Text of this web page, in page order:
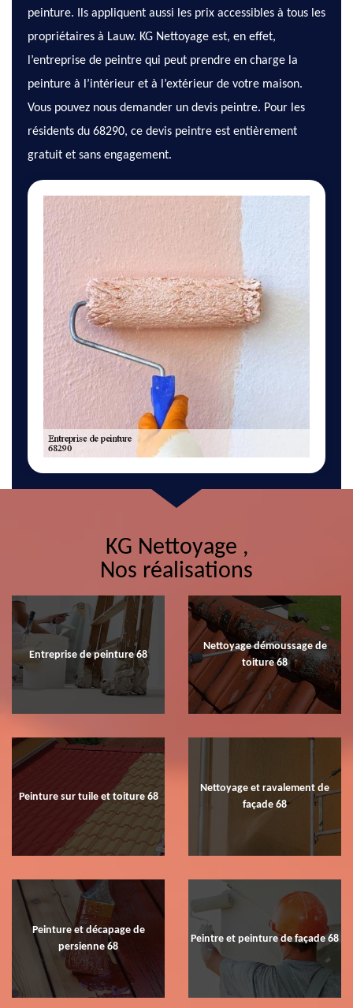
peinture. Ils appliquent aussi les prix accessibles à tous les
propriétaires à Lauw. KG Nettoyage est, en effet,
l’entreprise de peintre qui peut prendre en charge la
peinture à l’intérieur et à l’extérieur de votre maison.
Vous pouvez nous demander un devis peintre. Pour les
résidents du 68290, ce devis peintre est entièrement
gratuit et sans engagement.
KG Nettoyage ,
Nos réalisations
Entreprise de peinture 68
Nettoyage démoussage de
toiture 68
Peinture sur tuile et toiture 68
Nettoyage et ravalement de
façade 68
Peinture et décapage de
persienne 68
Peintre et peinture de façade 68